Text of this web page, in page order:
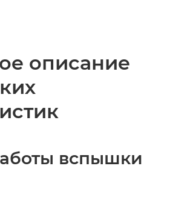
описание
вспышки